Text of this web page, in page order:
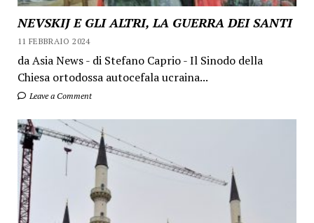
NEVSKIJ E GLI ALTRI, LA GUERRA DEI SANTI
11 FEBBRAIO 2024
da Asia News - di Stefano Caprio - Il Sinodo della
Chiesa ortodossa autocefala ucraina...
Leave a Comment